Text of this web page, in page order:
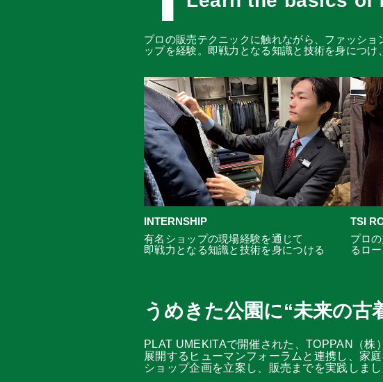
プロの販売テクニックに触れながら、ファッシ
ップを経験。即戦力となる知識と技術を身につけ
INTERNSHIP
有名ショップの現場経験を通じて
即戦力となる知識と技術を身につける
TSI
プロ
るロ
うめきた公園に“未来の古
PLAT UMEKITAで開催された、TOPPAN（株
展開するヒューマンフォーラムと連携し、家
ショップ企画を立案し、販売までを実践しまし